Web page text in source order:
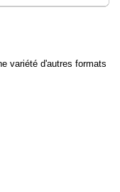
variété d'autres formats